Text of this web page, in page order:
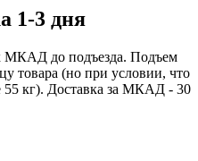
1-3 дня
МКАД до подъезда. Подъем
товара (но при условии, что
55 кг). Доставка за МКАД - 30